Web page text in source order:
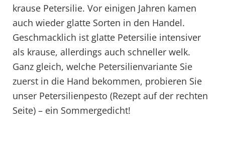
krause Petersilie. Vor einigen Jahren kamen
auch wieder glatte Sorten in den Handel.
Geschmacklich ist glatte Petersilie intensiver
als krause, allerdings auch schneller welk.
Ganz gleich, welche Petersilienvariante Sie
zuerst in die Hand bekommen, probieren Sie
unser Petersilienpesto (Rezept auf der rechten
Seite) – ein Sommergedicht!